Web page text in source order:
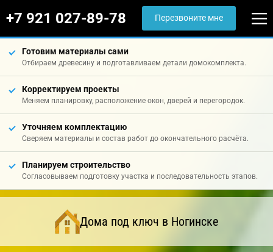
+7 921 027-89-78 Перезвоните мне
Готовим материалы сами
Отбираем древесину и подготавливаем детали домокомплекта.
Корректируем проекты
Меняем планировку, расположение окон, дверей и перегородок.
Уточняем комплектацию
Сверяем материалы и состав работ до окончательного расчёта.
Планируем строительство
Согласовываем подготовку участка и последовательность этапов.
Дома под ключ в Ногинске